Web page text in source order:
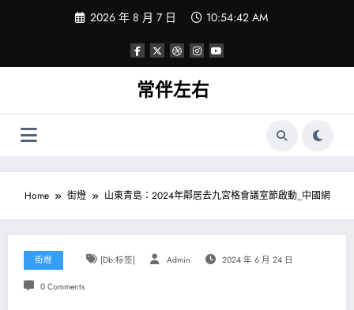
2026 年 8 月 7 日 10:54:42 AM
常伴左右
Home 街燈 山東青島：2024年鄰居去九宮格會議室節啟動_中國網
街燈 [db:标签] Admin 2024 年 6 月 24 日
0 Comments